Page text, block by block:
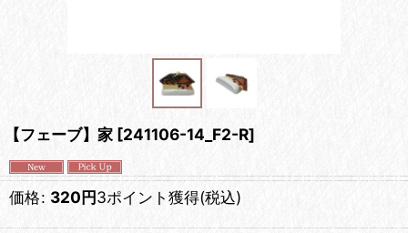
【フェーブ】家 [241106-14_F2-R]
価格: 320円3ポイント獲得(税込)